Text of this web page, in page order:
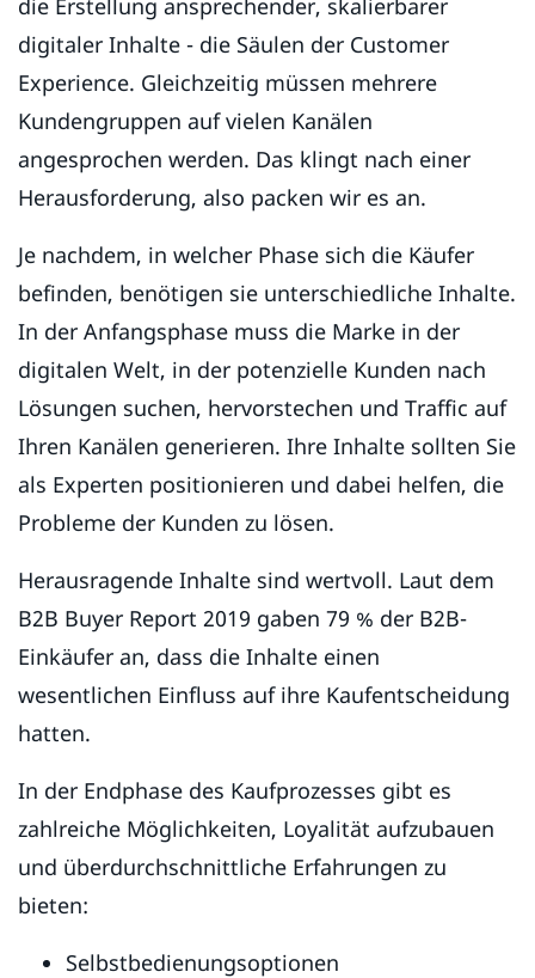
digitaler Inhalte - die Säulen der Customer
Experience. Gleichzeitig müssen mehrere
Kundengruppen auf vielen Kanälen
angesprochen werden. Das klingt nach einer
Herausforderung, also packen wir es an.
Je nachdem, in welcher Phase sich die Käufer
befinden, benötigen sie unterschiedliche Inhalte.
In der Anfangsphase muss die Marke in der
digitalen Welt, in der potenzielle Kunden nach
Lösungen suchen, hervorstechen und Traffic auf
Ihren Kanälen generieren. Ihre Inhalte sollten Sie
als Experten positionieren und dabei helfen, die
Probleme der Kunden zu lösen.
Herausragende Inhalte sind wertvoll. Laut dem
B2B Buyer Report 2019 gaben 79 % der B2B-
Einkäufer an, dass die Inhalte einen
wesentlichen Einfluss auf ihre Kaufentscheidung
hatten.
In der Endphase des Kaufprozesses gibt es
zahlreiche Möglichkeiten, Loyalität aufzubauen
und überdurchschnittliche Erfahrungen zu
bieten:
Selbstbedienungsoptionen